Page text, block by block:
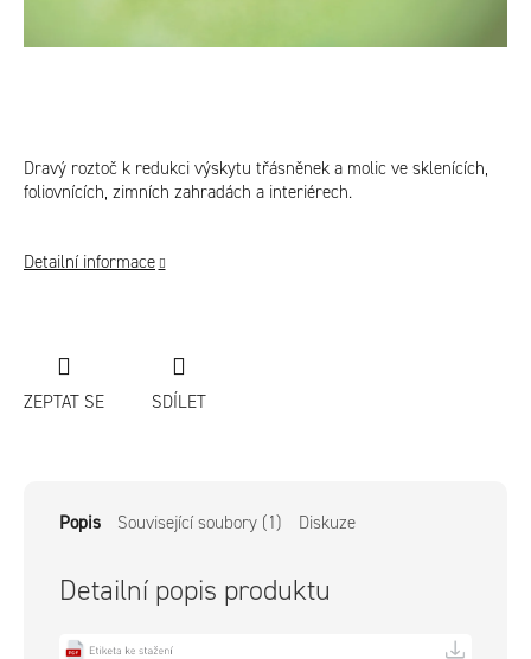
Dravý roztoč k redukci výskytu třásněnek a molic ve sklenících,
foliovnících, zimních zahradách a interiérech.
Detailní informace
ZEPTAT SE SDÍLET
Popis Související soubory (1) Diskuze
Detailní popis produktu